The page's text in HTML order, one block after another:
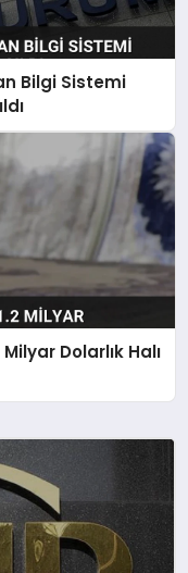
Bilgi Sistemi
Milyar Dolarlık Halı